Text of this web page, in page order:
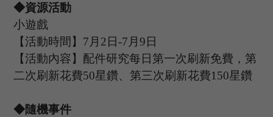
◆資源活動
小遊戲
【活動時間】 7 月 2 日-7 月9日
【活動內容】配件研究每日第一次刷新免費，第
二次刷新花費50星鑽、第三次刷新花費150星鑽
◆隨機事件